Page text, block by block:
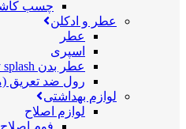
چسب
عطر و ادکلن
عطر
اسپری
عطر بدن body splash
رول ضد تعریق
لوازم بهداشتی
لوازم اصلاح